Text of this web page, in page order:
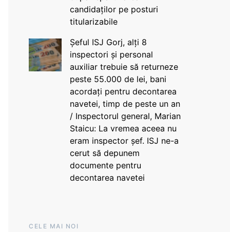
candidaților pe posturi
titularizabile
Șeful ISJ Gorj, alți 8
inspectori și personal
auxiliar trebuie să returneze
peste 55.000 de lei, bani
acordați pentru decontarea
navetei, timp de peste un an
/ Inspectorul general, Marian
Staicu: La vremea aceea nu
eram inspector șef. ISJ ne-a
cerut să depunem
documente pentru
decontarea navetei
CELE MAI NOI